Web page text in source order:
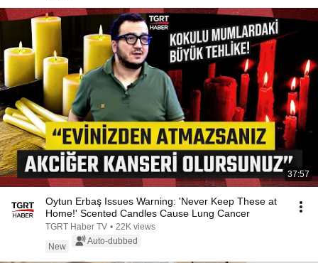
37:57
Oytun Erbaş Issues Warning: 'Never Keep These at
Home!' Scented Candles Cause Lung Cancer
TGRT Haber TV • 22K views
New
Auto-dubbed